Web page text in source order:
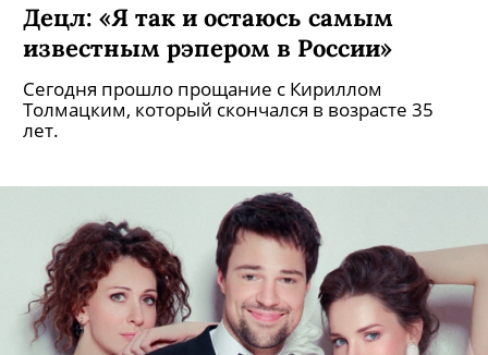
Децл: «Я так и остаюсь самым
известным рэпером в России»
Сегодня прошло прощание с Кириллом
Толмацким, который скончался в возрасте 35
лет.